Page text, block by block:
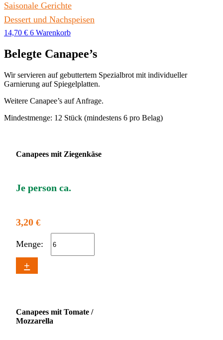
Saisonale Gerichte
Dessert und Nachspeisen
14,70 € 6 Warenkorb
Belegte Canapee’s
Wir servieren auf gebuttertem Spezialbrot mit individueller
Garnierung auf Spiegelplatten.
Weitere Canapee’s auf Anfrage.
Mindestmenge: 12 Stück (mindestens 6 pro Belag)
Canapees mit Ziegenkäse
Je person ca.
3,20€
Menge:
+
Canapees mit Tomate /
Mozzarella